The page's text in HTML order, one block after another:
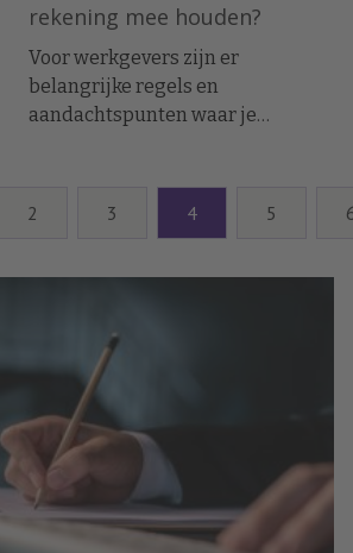
rekening mee houden?
Voor werkgevers zijn er
belangrijke regels en
aandachtspunten waar je
jongeren.
2 3 4 5